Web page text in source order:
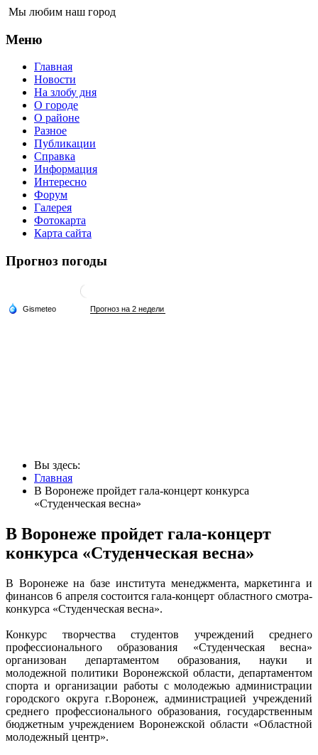
Мы любим наш город
Меню
Главная
Новости
На злобу дня
О городе
О районе
Разное
Публикации
Справка
Информация
Интересно
Форум
Галерея
Фотокарта
Карта сайта
Прогноз погоды
Вы здесь:
Главная
В Воронеже пройдет гала-концерт конкурса
«Студенческая весна»
В Воронеже пройдет гала-концерт
конкурса «Студенческая весна»
В Воронеже на базе института менеджмента, маркетинга и
финансов 6 апреля состоится гала-концерт областного смотра-
конкурса «Студенческая весна».
Конкурс творчества студентов учреждений среднего
профессионального образования «Студенческая весна»
организован департаментом образования, науки и
молодежной политики Воронежской области, департаментом
спорта и организации работы с молодежью администрации
городского округа г.Воронеж, администрацией учреждений
среднего профессионального образования, государственным
бюджетным учреждением Воронежской области «Областной
молодежный центр».